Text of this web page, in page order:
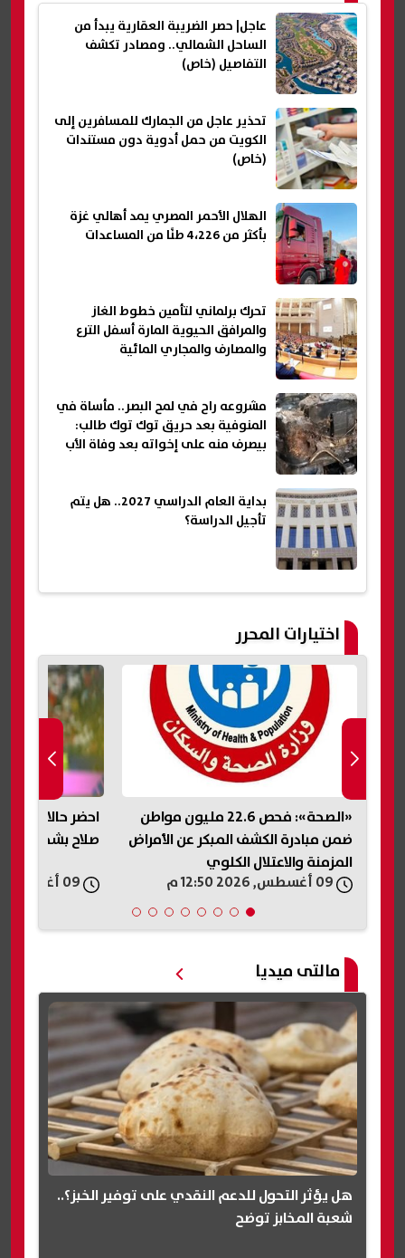
عاجل| حصر الضريبة العقارية يبدأ من
الساحل الشمالي.. ومصادر تكشف
التفاصيل (خاص)
تحذير عاجل من الجمارك للمسافرين إلى
الكويت من حمل أدوية دون مستندات
(خاص)
الهلال الأحمر المصري يمد أهالي غزة
بأكثر من 4،226 طنًا من المساعدات
تحرك برلماني لتأمين خطوط الغاز
والمرافق الحيوية المارة أسفل الترع
والمصارف والمجاري المائية
مشروعه راح في لمح البصر.. مأساة في
المنوفية بعد حريق توك توك طالب:
بيصرف منه على إخواته بعد وفاة الأب
بداية العام الدراسي 2027.. هل يتم
تأجيل الدراسة؟
اختيارات المحرر
«الصحة»: فحص 22.6 مليون مواطن
ضمن مبادرة الكشف المبكر عن الأمراض
المزمنة والاعتلال الكلوي
احضر حالا..
صلاح بشخصه
مالتى ميديا
هل يؤثر التحول للدعم النقدي على توفير الخبز؟..
شعبة المخابز توضح